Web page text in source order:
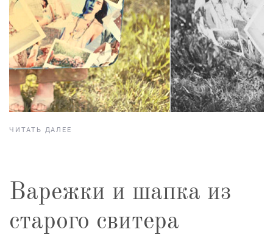
ЧИТАТЬ ДАЛЕЕ
Варежки и шапка из
старого свитера